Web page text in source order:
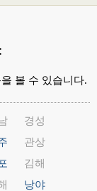
볼 수 있습니다.
경성
관상
김해
낭야